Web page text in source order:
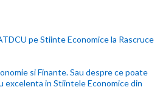
pe Stiinte Economice la Rascruce
si Finante. Sau despre ce poate
excelenta in Stiintele Economice din